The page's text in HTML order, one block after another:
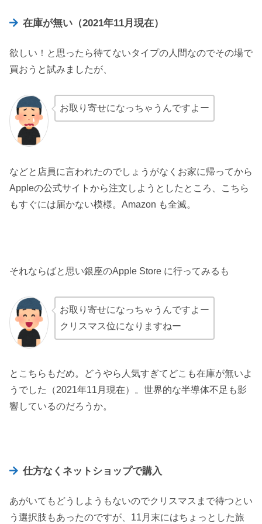
在庫が無い（2021年11月現在）
欲しい！と思ったら待てないタイプの人間なのでその場で
買おうと試みましたが、
お取り寄せになっちゃうんですよー
などと店員に言われたのでしょうがなくお家に帰ってから
Appleの公式サイトから注文しようとしたところ、こちら
もすぐには届かない模様。Amazon も全滅。
それならばと思い銀座のApple Store に行ってみるも
お取り寄せになっちゃうんですよー
クリスマス位になりますねー
とこちらもだめ。どうやら人気すぎてどこも在庫が無いよ
うでした（2021年11月現在）。世界的な半導体不足も影
響しているのだろうか。
仕方なくネットショップで購入
あがいてもどうしようもないのでクリスマスまで待つとい
う選択肢もあったのですが、11月末にはちょっとした旅